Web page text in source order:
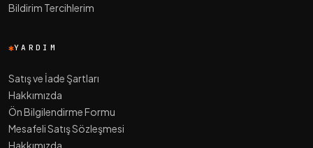
Bildirim Tercihlerim
YARDIM
Satış ve İade Şartları
Hakkımızda
Ön Bilgilendirme Formu
Mesafeli Satış Sözleşmesi
Hakkımızda